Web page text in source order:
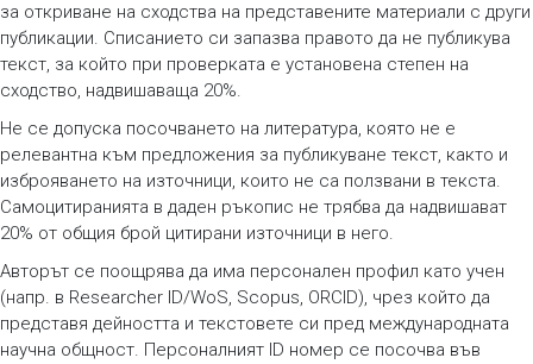
за откриване на сходства на представените материали с други
публикации. Списанието си запазва правото да не публикува
текст, за който при проверката е установена степен на
сходство, надвишаваща 20%.
Не се допуска посочването на литература, която не е
релевантна към предложения за публикуване текст, както и
изброяването на източници, които не са ползвани в текста.
Самоцитиранията в даден ръкопис не трябва да надвишават
20% от общия брой цитирани източници в него.
Авторът се поощрява да има персонален профил като учен
(напр. в Researcher ID/WoS, Scopus, ORCID), чрез който да
представя дейността и текстовете си пред международната
научна общност. Персоналният ID номер се посочва във